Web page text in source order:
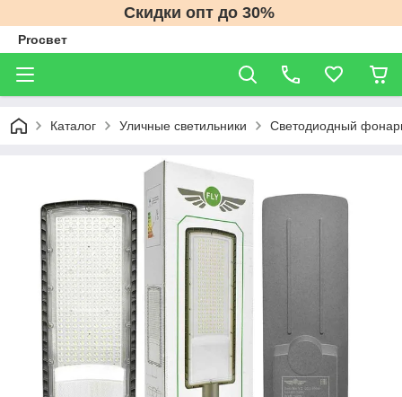
Скидки опт до 30%
Proсвет
Каталог Уличные светильники Светодиодный